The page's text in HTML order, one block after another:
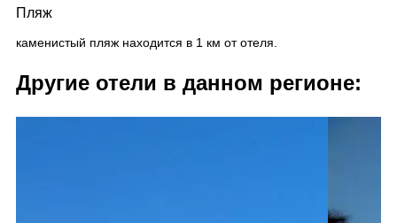
Пляж
каменистый пляж находится в 1 км от отеля.
Другие отели в данном регионе: